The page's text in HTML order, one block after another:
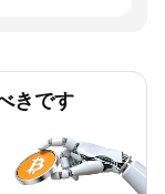
きです